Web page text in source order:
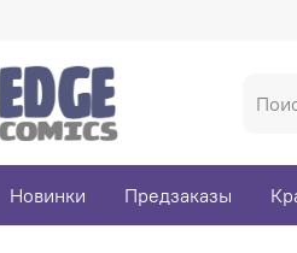
Новинки Предзаказы